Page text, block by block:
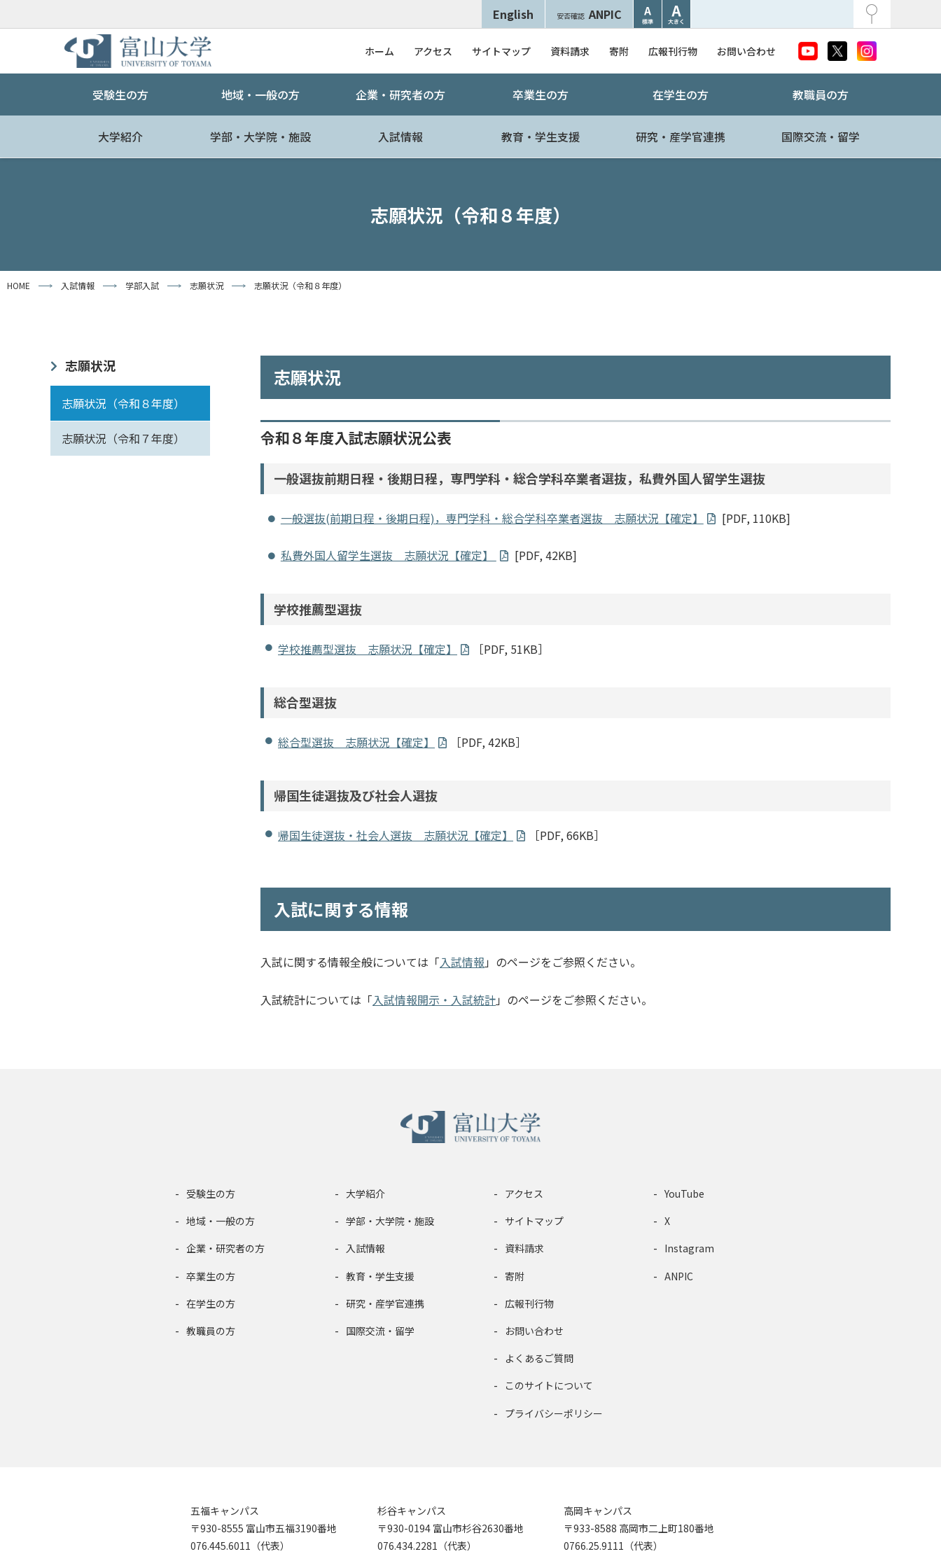
English 安否確認 ANPIC
ホーム アクセス サイトマップ 資料請求 寄附 広報刊行物 お問い合わせ
受験生の方 地域・一般の方 企業・研究者の方 卒業生の方 在学生の方 教職員の方
大学紹介 学部・大学院・施設 入試情報 教育・学生支援 研究・産学官連携 国際交流・留学
志願状況（令和８年度）
HOME 入試情報 学部入試 志願状況 志願状況（令和８年度）
志願状況
志願状況（令和８年度）
志願状況（令和７年度）
志願状況
令和８年度入試志願状況公表
一般選抜前期日程・後期日程，専門学科・総合学科卒業者選抜，私費外国人留学生選抜
一般選抜(前期日程・後期日程)，専門学科・総合学科卒業者選抜 志願状況【確定】 [PDF, 110KB]
私費外国人留学生選抜 志願状況【確定】 [PDF, 42KB]
学校推薦型選抜
学校推薦型選抜 志願状況【確定】 ［PDF, 51KB］
総合型選抜
総合型選抜 志願状況【確定】 ［PDF, 42KB］
帰国生徒選抜及び社会人選抜
帰国生徒選抜・社会人選抜 志願状況【確定】 ［PDF, 66KB］
入試に関する情報
入試に関する情報全般については「入試情報 」のページをご参照ください。
入試統計については「入試情報開示・入試統計」のページをご参照ください。
受験生の方
地域・一般の方
企業・研究者の方
卒業生の方
在学生の方
教職員の方
大学紹介
学部・大学院・施設
入試情報
教育・学生支援
研究・産学官連携
国際交流・留学
アクセス
サイトマップ
資料請求
寄附
広報刊行物
お問い合わせ
よくあるご質問
このサイトについて
プライバシーポリシー
YouTube
X
Instagram
ANPIC
五福キャンパス
〒930-8555 富山市五福3190番地
076.445.6011（代表）
杉谷キャンパス
〒930-0194 富山市杉谷2630番地
076.434.2281（代表）
高岡キャンパス
〒933-8588 高岡市二上町180番地
0766.25.9111（代表）